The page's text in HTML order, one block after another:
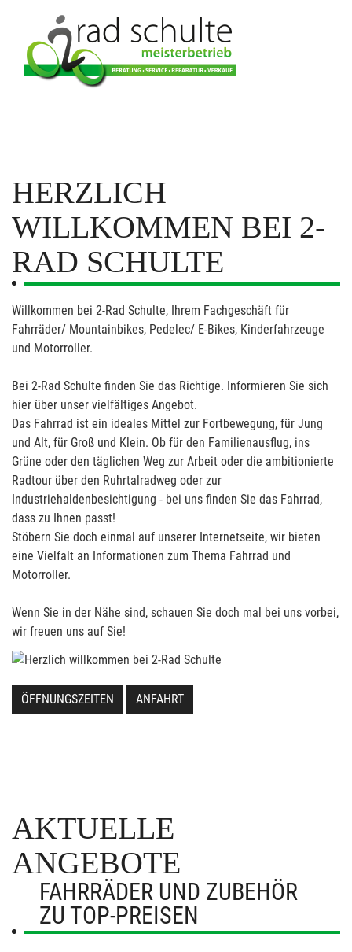
HERZLICH
WILLKOMMEN BEI 2-
RAD SCHULTE
Willkommen bei 2-Rad Schulte, Ihrem Fachgeschäft für
Fahrräder/ Mountainbikes, Pedelec/ E-Bikes, Kinderfahrzeuge
und Motorroller.
Bei 2-Rad Schulte finden Sie das Richtige. Informieren Sie sich
hier über unser vielfältiges Angebot.
Das Fahrrad ist ein ideales Mittel zur Fortbewegung, für Jung
und Alt, für Groß und Klein. Ob für den Familienausflug, ins
Grüne oder den täglichen Weg zur Arbeit oder die ambitionierte
Radtour über den Ruhrtalradweg oder zur
Industriehaldenbesichtigung - bei uns finden Sie das Fahrrad,
dass zu Ihnen passt!
Stöbern Sie doch einmal auf unserer Internetseite, wir bieten
eine Vielfalt an Informationen zum Thema Fahrrad und
Motorroller.
Wenn Sie in der Nähe sind, schauen Sie doch mal bei uns vorbei,
wir freuen uns auf Sie!
ÖFFNUNGSZEITEN ANFAHRT
AKTUELLE
ANGEBOTE
FAHRRÄDER UND ZUBEHÖR
ZU TOP-PREISEN